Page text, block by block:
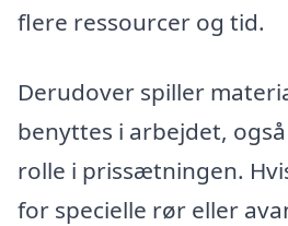
flere ressourcer og tid.
Derudover spiller
benyttes i arbejdet,
rolle i prissætningen.
for specielle rør eller